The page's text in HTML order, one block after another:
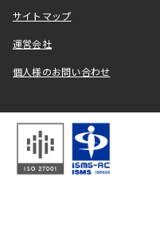
サイトマップ
運営会社
個人様のお問い合わせ